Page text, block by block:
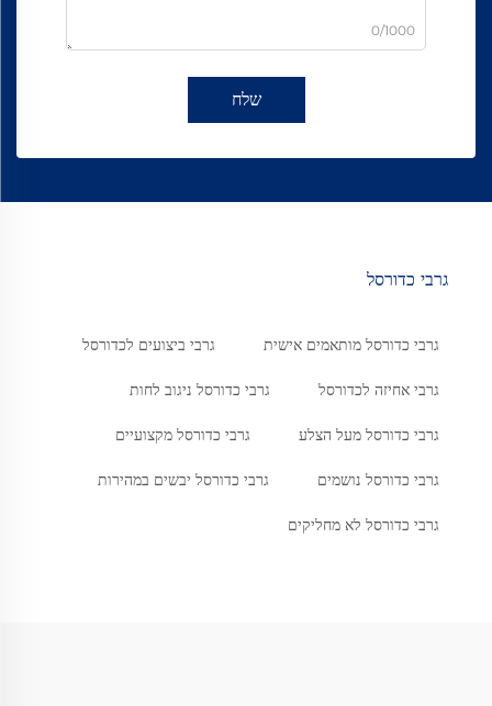
0/1000
שלח
גרבי כדורסל
גרבי כדורסל מותאמים אישית גרבי ביצועים לכדורסל
גרבי אחיזה לכדורסל גרבי כדורסל ניגוב לחות
גרבי כדורסל מעל הצלע גרבי כדורסל מקצועיים
גרבי כדורסל נושמים גרבי כדורסל יבשים במהירות
גרבי כדורסל לא מחליקים